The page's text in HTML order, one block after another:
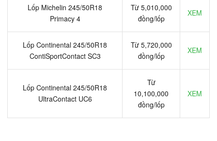
Lốp Michelin 245/50R18
Primacy 4
Từ 5,010,000
đồng/lốp
XEM
Lốp Continental 245/50R18
ContiSportContact SC3
Từ 5,720,000
đồng/lốp
XEM
Lốp Continental 245/50R18
UltraContact UC6
Từ
10,100,000
đồng/lốp
XEM